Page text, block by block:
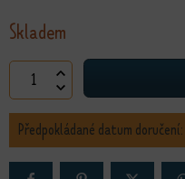
Skladem
Vánoční visačky množství
Předpokládané datum doručení: